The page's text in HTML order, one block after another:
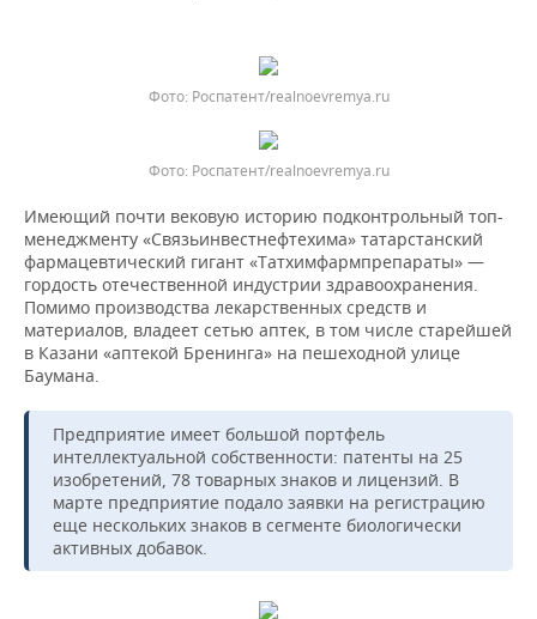
Роспатент/realnoevremya.ru
Роспатент/realnoevremya.ru
Имеющий почти вековую историю подконтрольный топ-
менеджменту «Связьинвестнефтехима» татарстанский
фармацевтический гигант «Татхимфармпрепараты» —
гордость отечественной индустрии здравоохранения.
Помимо производства лекарственных средств и
материалов, владеет сетью аптек, в том числе старейшей
в Казани «аптекой Бренинга» на пешеходной улице
Баумана.
Предприятие имеет большой портфель
интеллектуальной собственности: патенты на 25
изобретений, 78 товарных знаков и лицензий. В
марте предприятие подало заявки на регистрацию
еще нескольких знаков в сегменте биологически
активных добавок.